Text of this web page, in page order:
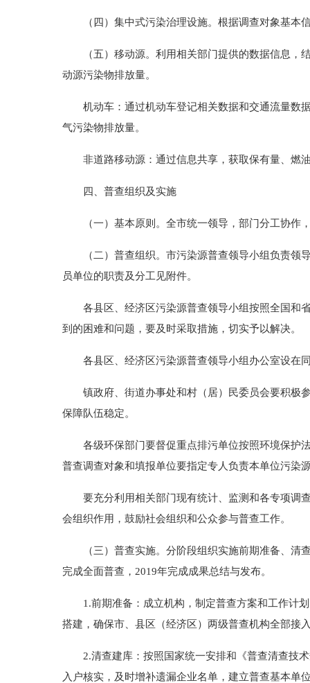
（四）集中式污染治理设施。根据调查对象基本信
（五）移动源。利用相关部门提供的数据信息，结
动源污染物排放量。
机动车：通过机动车登记相关数据和交通流量数据
气污染物排放量。
非道路移动源：通过信息共享，获取保有量、燃
四、普查组织及实施
（一）基本原则。全市统一领导，部门分工协作
（二）普查组织。市污染源普查领导小组负责领导
员单位的职责及分工见附件。
各县区、经济区污染源普查领导小组按照全国和省
到的困难和问题，要及时采取措施，切实予以解决。
各县区、经济区污染源普查领导小组办公室设在
镇政府、街道办事处和村（居）民委员会要积极参
保障队伍稳定。
各级环保部门要督促重点排污单位按照环境保护法
普查调查对象和填报单位要指定专人负责本单位污染
要充分利用相关部门现有统计、监测和各专项调查
会组织作用，鼓励社会组织和公众参与普查工作。
（三）普查实施。分阶段组织实施前期准备、清查
完成全面普查，2019年完成成果总结与发布。
1.前期准备：成立机构，制定普查方案和工作计划
搭建，确保市、县区（经济区）两级普查机构全部接
2.清查建库：按照国家统一安排和《普查清查技术
入户核实，及时增补遗漏企业名单，建立普查基本单